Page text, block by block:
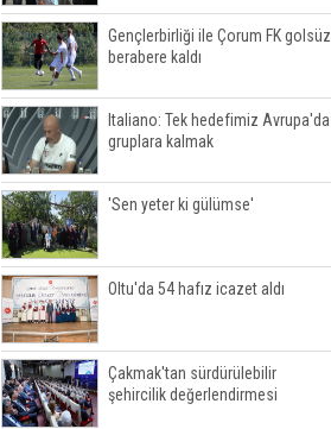
Gençlerbirliği ile Çorum FK golsüz
berabere kaldı
Italiano: Tek hedefimiz Avrupa'da
gruplara kalmak
'Sen yeter ki gülümse'
Oltu'da 54 hafız icazet aldı
Çakmak'tan sürdürülebilir
şehircilik değerlendirmesi